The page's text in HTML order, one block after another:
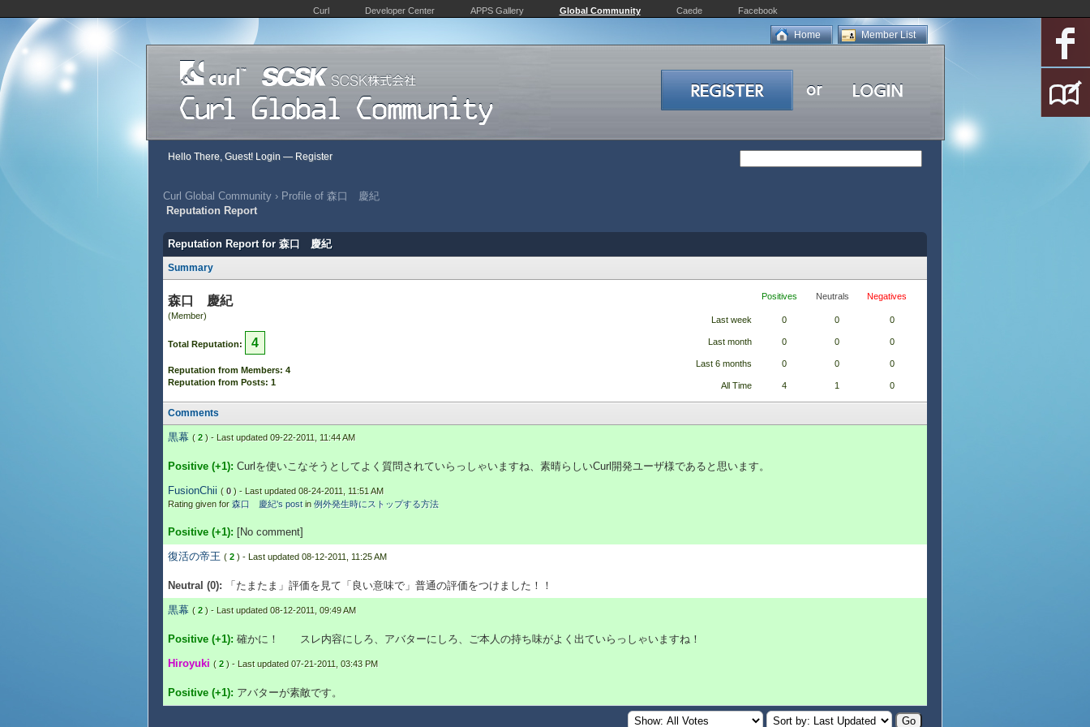
Curl Developer Center APPS Gallery Global Community Caede Facebook
Member List
Home
Hello There, Guest! Login — Register
Curl Global Community › Profile of 森口 慶紀
Reputation Report
Reputation Report for 森口 慶紀
Summary
森口 慶紀
(Member)
Total Reputation: 4
Reputation from Members: 4
Reputation from Posts: 1
Positives Neutrals Negatives
Last week 0 0 0
Last month 0 0 0
Last 6 months 0 0 0
All Time 4 1 0
Comments
黒幕 ( 2 ) - Last updated 09-22-2011, 11:44 AM
Positive (+1): Curlを使いこなそうとしてよく質問されていらっしゃいますね、素晴らしいCurl開発ユーザ様であると思います。
FusionChii ( 0 ) - Last updated 08-24-2011, 11:51 AM
Rating given for 森口 慶紀's postin 例外発生時にストップする方法
Positive (+1): [No comment]
復活の帝王 ( 2 ) - Last updated 08-12-2011, 11:25 AM
Neutral (0): 「たまたま」評価を見て「良い意味で」普通の評価をつけました！！
黒幕 ( 2 ) - Last updated 08-12-2011, 09:49 AM
Positive (+1): 確かに！ スレ内容にしろ、アバターにしろ、ご本人の持ち味がよく出ていらっしゃいますね！
Hiroyuki ( 2 ) - Last updated 07-21-2011, 03:43 PM
Positive (+1): アバターが素敵です。